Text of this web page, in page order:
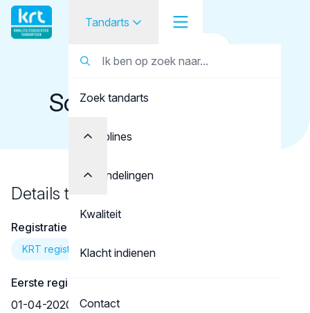
Tandarts
Student
Opleider
Zoek tandarts
Disciplines
Behandelingen
Kwaliteit
Klacht indienen
Contact
Tandarts
Scheurwater, A.G.R.
Details tandarts
Registratie
KRT registratie
Eerste registratie
01-04-2020